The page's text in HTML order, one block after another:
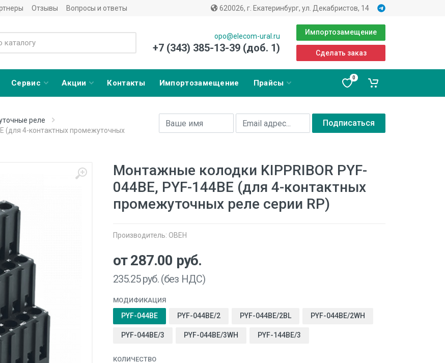
Отзывы Вопросы и ответы 620026, г. Екатеринбург, ул. Декабристов, 14
opo@elecom-ural.ru
+7 (343) 385-13-39 (доб. 1)
Импортозамещение
Сделать заказ
Сервис Акции Контакты Импортозамещение Прайсы
0
реле
(для 4-контактных промежуточных
Имя
E-mail адрес Подписаться
Монтажные колодки KIPPRIBOR PYF-
044BE, PYF-144BE (для 4-контактных
промежуточных реле серии RP)
Производитель: ОВЕН
от 287.00 руб.
235.25руб. (без НДС)
МОДИФИКАЦИЯ
PYF-044BE PYF-044BE/2 PYF-044BE/2BL PYF-044BE/2WH
PYF-044BE/3 PYF-044BE/3WH PYF-144BE/3
КОЛИЧЕСТВО